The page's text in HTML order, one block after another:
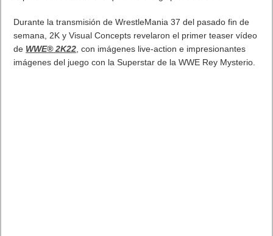
Durante la transmisión de WrestleMania 37 del pasado fin de
semana, 2K y Visual Concepts revelaron el primer teaser vídeo
de WWE® 2K22, con imágenes live-action e impresionantes
imágenes del juego con la Superstar de la WWE Rey Mysterio.